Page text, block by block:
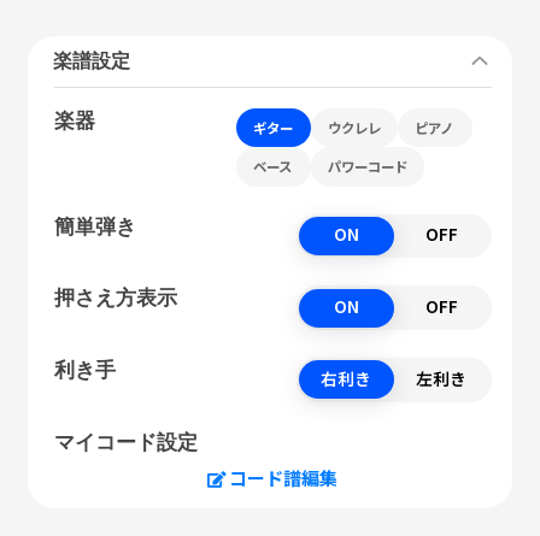
楽譜設定
楽器 ギター ウクレレ ピアノ
ベース パワーコード
簡単弾き ON OFF
押さえ方表示 ON OFF
利き手 右利き 左利き
マイコード設定
コード譜編集